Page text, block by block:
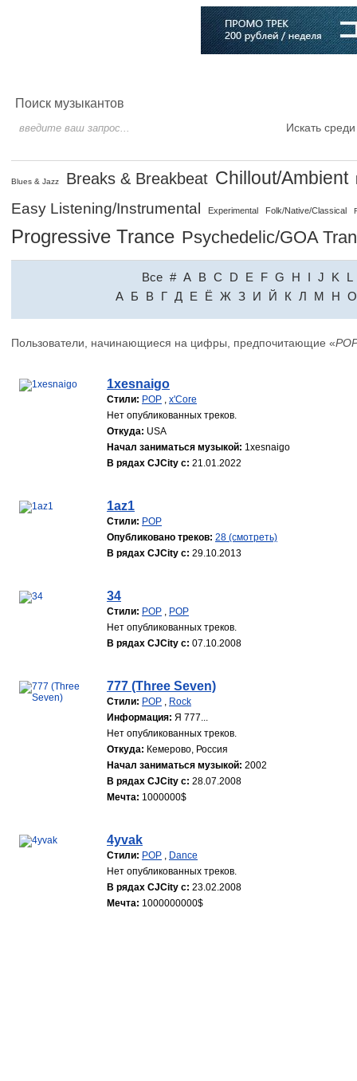
Поиск музыкантов
Искать
Blues & Jazz Breaks & Breakbeat Chillout/Ambient
Easy Listening/Instrumental Experimental Folk/Native/Classical
Progressive Trance Psychedelic/GOA
Все # A B C D E F G H I J K
L
A Б В Г Д Е Ё Ж З И Й К Л М Н О
Пользователи, начинающиеся на цифры, предпочитающие «
1xesnaigo
Стили: POP , x'Core
Нет опубликованных треков.
Откуда: USA
Начал заниматься музыкой: 1xesnaigo
В рядах CJCity с: 21.01.2022
1az1
Стили: POP
Опубликовано треков: 28 (смотреть)
В рядах CJCity с: 29.10.2013
34
Стили: POP , POP
Нет опубликованных треков.
В рядах CJCity с: 07.10.2008
777 (Three Seven)
Стили: POP , Rock
Информация: Я 777...
Нет опубликованных треков.
Откуда: Кемерово, Россия
Начал заниматься музыкой: 2002
В рядах CJCity с: 28.07.2008
Мечта: 1000000$
4yvak
Стили: POP , Dance
Нет опубликованных треков.
В рядах CJCity с: 23.02.2008
Мечта: 1000000000$